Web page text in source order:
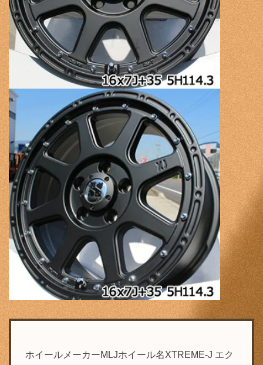
ホイールメーカーMLJホイール名XTREME-J エク